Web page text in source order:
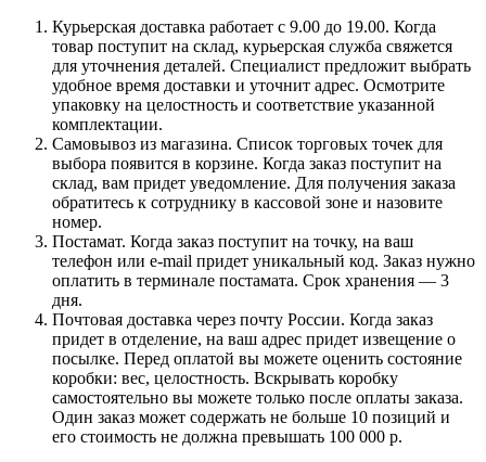
Курьерская доставка работает с 9.00 до 19.00. Когда
товар поступит на склад, курьерская служба свяжется
для уточнения деталей. Специалист предложит выбрать
удобное время доставки и уточнит адрес. Осмотрите
упаковку на целостность и соответствие указанной
комплектации.
Самовывоз из магазина. Список торговых точек для
выбора появится в корзине. Когда заказ поступит на
склад, вам придет уведомление. Для получения заказа
обратитесь к сотруднику в кассовой зоне и назовите
номер.
Постамат. Когда заказ поступит на точку, на ваш
телефон или e-mail придет уникальный код. Заказ нужно
оплатить в терминале постамата. Срок хранения — 3
дня.
Почтовая доставка через почту России. Когда заказ
придет в отделение, на ваш адрес придет извещение о
посылке. Перед оплатой вы можете оценить состояние
коробки: вес, целостность. Вскрывать коробку
самостоятельно вы можете только после оплаты заказа.
Один заказ может содержать не больше 10 позиций и
его стоимость не должна превышать 100 000 р.